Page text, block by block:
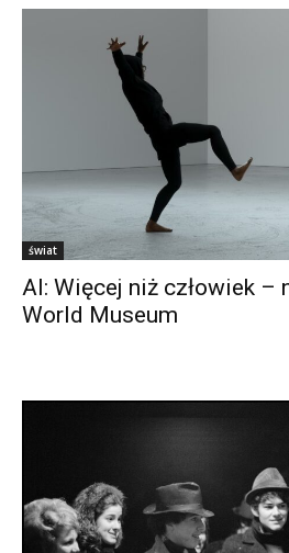
świat
AI: Więcej niż człowiek –
World Museum